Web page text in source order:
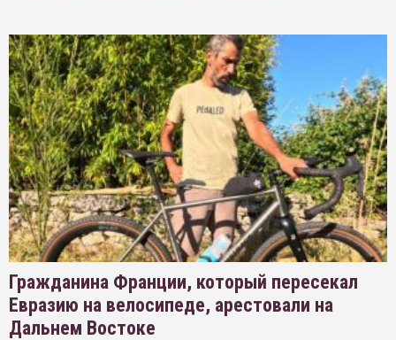
Гражданина Франции, который пересекал
Евразию на велосипеде, арестовали на
Дальнем Востоке